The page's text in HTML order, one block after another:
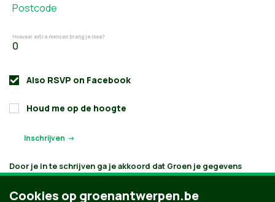
Postcode
Hoeveel extra mensen breng je mee?
Also RSVP on Facebook
Houd me op de hoogte
Door je in te schrijven ga je akkoord dat Groen je gegevens
verwerkt en bijhoudt volgenshaar privacybeleid. Als je aanvinkt
dat je e-mails wilt ontvangen, houden we je op de hoogte
Cookies op groenantwerpen.be